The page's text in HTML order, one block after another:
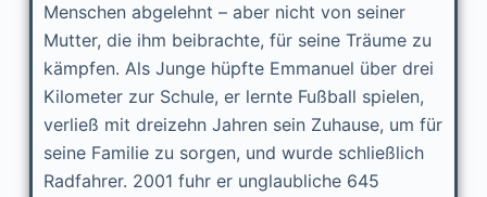
Menschen abgelehnt – aber nicht von seiner
Mutter, die ihm beibrachte, für seine Träume zu
kämpfen. Als Junge hüpfte Emmanuel über drei
Kilometer zur Schule, er lernte Fußball spielen,
verließ mit dreizehn Jahren sein Zuhause, um für
seine Familie zu sorgen, und wurde schließlich
Radfahrer. 2001 fuhr er unglaubliche 645